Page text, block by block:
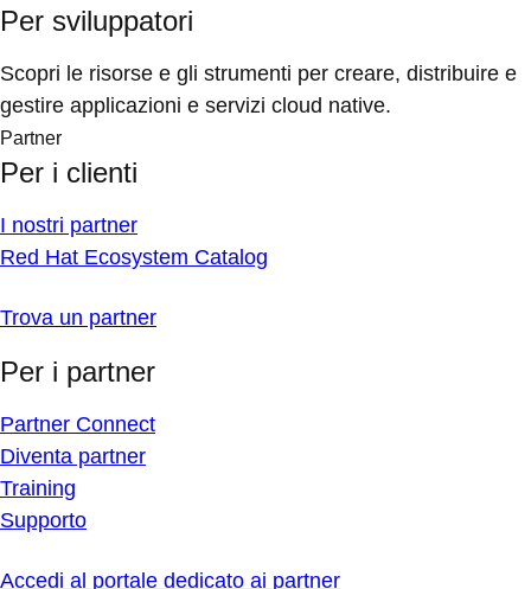
Per sviluppatori
Scopri le risorse e gli strumenti per creare, distribuire e
gestire applicazioni e servizi cloud native.
Partner
Per i clienti
I nostri partner
Red Hat Ecosystem Catalog
Trova un partner
Per i partner
Partner Connect
Diventa partner
Training
Supporto
Accedi al portale dedicato ai partner